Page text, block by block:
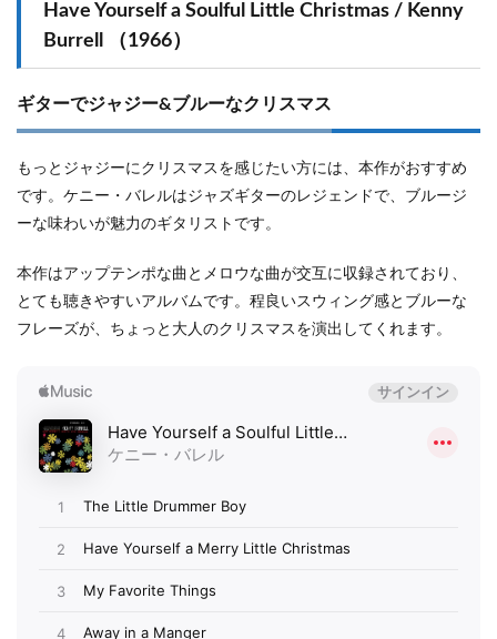
Have Yourself a Soulful Little Christmas / Kenny
Burrell （1966）
ギターでジャジー&ブルーなクリスマス
もっとジャジーにクリスマスを感じたい方には、本作がおすすめ
です。ケニー・バレルはジャズギターのレジェンドで、ブルージ
ーな味わいが魅力のギタリストです。
本作はアップテンポな曲とメロウな曲が交互に収録されており、
とても聴きやすいアルバムです。程良いスウィング感とブルーな
フレーズが、ちょっと大人のクリスマスを演出してくれます。